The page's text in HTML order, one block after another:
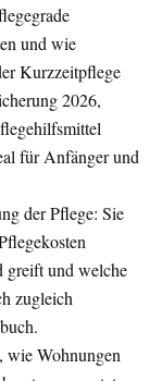
und wie
Kurzzeitpflege
2026,
für Anfänger und
der Pflege: Sie
greift und welche
zugleich
wie Wohnungen